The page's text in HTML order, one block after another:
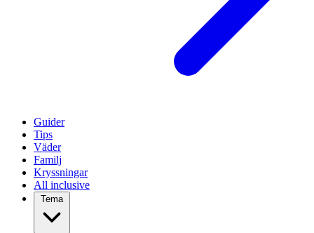
Guider
Tips
Väder
Familj
Kryssningar
All inclusive
Tema